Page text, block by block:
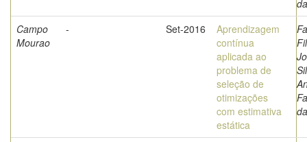
da
Campo
Mourao
- Set-2016
Aprendizagem
contínua
aplicada ao
problema de
seleção de
otimizações
com estimativa
estática
da